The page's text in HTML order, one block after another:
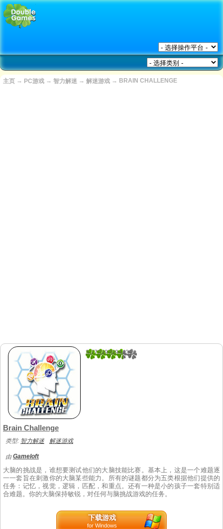
主页 → PC游戏 → 智力解迷 → 解迷游戏 → BRAIN CHALLENGE
3.772397094431
Brain Challenge
类型: 智力解迷 解迷游戏
由Gameloft
大脑的挑战是，谁想要测试他们的大脑技能比赛。基本上，这是一个难题逐
一一套旨在刺激你的大脑某些能力。所有的谜题都分为五类根据他们提供的
任务：记忆，视觉，逻辑，匹配，和重点。还有一种是小的孩子一套特别适
合难题。你的大脑保持敏锐，对任何与脑挑战游戏的任务。
下载游戏
for Windows